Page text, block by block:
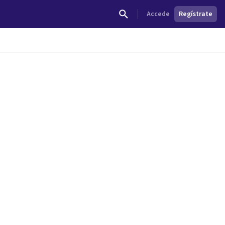
Accede Regístrate